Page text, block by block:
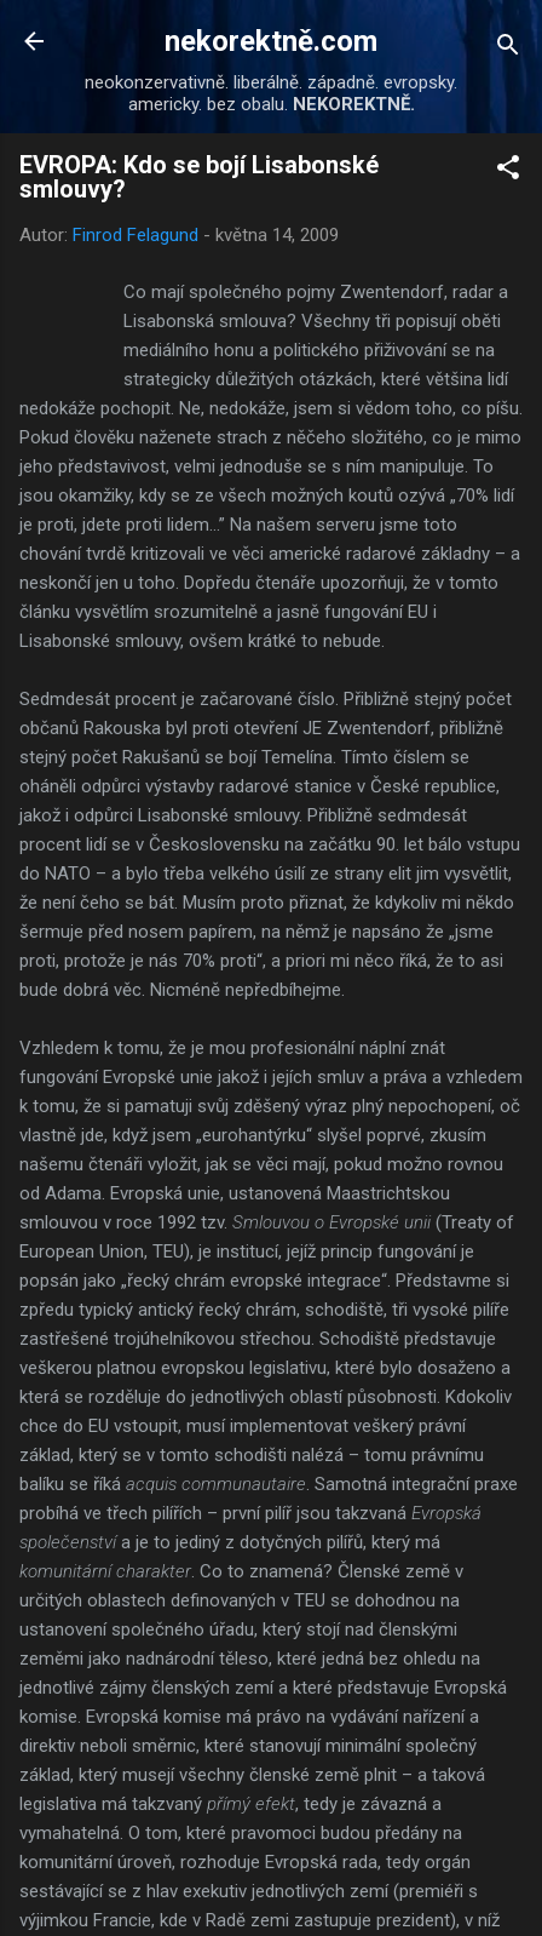
Přeskočit na hlavní obsah
nekorektně.com
neokonzervativně. liberálně. západně. evropsky.
americky. bez obalu. NEKOREKTNĚ.
EVROPA: Kdo se bojí Lisabonské
smlouvy?
Autor: Finrod Felagund - května 14, 2009
Co mají společného pojmy Zwentendorf, radar a
Lisabonská smlouva? Všechny tři popisují oběti
mediálního honu a politického přiživování se na
strategicky důležitých otázkách, které většina lidí
nedokáže pochopit. Ne, nedokáže, jsem si vědom toho, co píšu.
Pokud člověku naženete strach z něčeho složitého, co je mimo
jeho představivost, velmi jednoduše se s ním manipuluje. To
jsou okamžiky, kdy se ze všech možných koutů ozývá „70% lidí
je proti, jdete proti lidem…” Na našem serveru jsme toto
chování tvrdě kritizovali ve věci americké radarové základny – a
neskončí jen u toho. Dopředu čtenáře upozorňuji, že v tomto
článku vysvětlím srozumitelně a jasně fungování EU i
Lisabonské smlouvy, ovšem krátké to nebude.
Sedmdesát procent je začarované číslo. Přibližně stejný počet
občanů Rakouska byl proti otevření JE Zwentendorf, přibližně
stejný počet Rakušanů se bojí Temelína. Tímto číslem se
oháněli odpůrci výstavby radarové stanice v České republice,
jakož i odpůrci Lisabonské smlouvy. Přibližně sedmdesát
procent lidí se v Československu na začátku 90. let bálo vstupu
do NATO – a bylo třeba velkého úsilí ze strany elit jim vysvětlit,
že není čeho se bát. Musím proto přiznat, že kdykoliv mi někdo
šermuje před nosem papírem, na němž je napsáno že „jsme
proti, protože je nás 70% proti“, a priori mi něco říká, že to asi
bude dobrá věc. Nicméně nepředbíhejme.
Vzhledem k tomu, že je mou profesionální náplní znát
fungování Evropské unie jakož i jejích smluv a práva a vzhledem
k tomu, že si pamatuji svůj zděšený výraz plný nepochopení, oč
vlastně jde, když jsem „eurohantýrku“ slyšel poprvé, zkusím
našemu čtenáři vyložit, jak se věci mají, pokud možno rovnou
od Adama. Evropská unie, ustanovená Maastrichtskou
smlouvou v roce 1992 tzv. Smlouvou o Evropské unii (Treaty of
European Union, TEU), je institucí, jejíž princip fungování je
popsán jako „řecký chrám evropské integrace“. Představme si
zpředu typický antický řecký chrám, schodiště, tři vysoké pilíře
zastřešené trojúhelníkovou střechou. Schodiště představuje
veškerou platnou evropskou legislativu, které bylo dosaženo a
která se rozděluje do jednotlivých oblastí působnosti. Kdokoliv
chce do EU vstoupit, musí implementovat veškerý právní
základ, který se v tomto schodišti nalézá – tomu právnímu
balíku se říká acquis communautaire . Samotná integrační praxe
probíhá ve třech pilířích – první pilíř jsou takzvaná Evropská
společenstvía je to jediný z dotyčných pilířů, který má
komunitární charakter. Co to znamená? Členské země v
určitých oblastech definovaných v TEU se dohodnou na
ustanovení společného úřadu, který stojí nad členskými
zeměmi jako nadnárodní těleso, které jedná bez ohledu na
jednotlivé zájmy členských zemí a které představuje Evropská
komise. Evropská komise má právo na vydávání nařízení a
direktiv neboli směrnic, které stanovují minimální společný
základ, který musejí všechny členské země plnit – a taková
legislativa má takzvaný přímý efekt, tedy je závazná a
vymahatelná. O tom, které pravomoci budou předány na
komunitární úroveň, rozhoduje Evropská rada, tedy orgán
sestávající se z hlav exekutiv jednotlivých zemí (premiéři s
výjimkou Francie, kde v Radě zemi zastupuje prezident), v níž